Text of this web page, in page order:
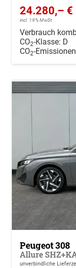
24.280,– €
incl. 19% MwSt.
Verbrauch
CO2-Klasse: D
CO2-
Peugeot 308
unverbindliche